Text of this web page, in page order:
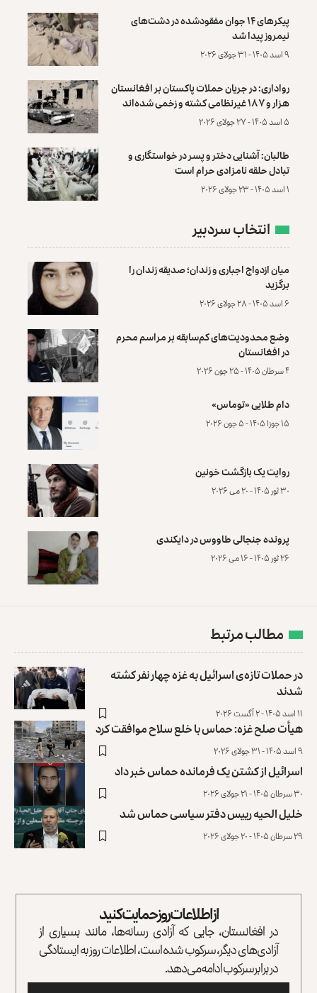
پیکرهای ۱۴ جوان مفقودشده در دشت‌های
نیمروز پیدا شد
۹ اسد ۱۴۰۵ - ۳۱ جولای ۲۰۲۶
رواداری: در جریان حملات پاکستان بر افغانستان
هزار و ۱۸۷ غیرنظامی کشته و زخمی شده‌اند
۵ اسد ۱۴۰۵ - ۲۷ جولای ۲۰۲۶
طالبان: آشنایی دختر و پسر در خواستگاری و
تبادل حلقه نامزادی حرام است
۱ اسد ۱۴۰۵ - ۲۳ جولای ۲۰۲۶
انتخاب سردبیر
میان ازدواج اجباری و زندان؛ صدیقه زندان را
برگزید
۶ اسد ۱۴۰۵ - ۲۸ جولای ۲۰۲۶
وضع محدودیت‌های کم‌سابقه بر مراسم محرم
در افغانستان
۴ سرطان ۱۴۰۵ - ۲۵ جون ۲۰۲۶
دام طلایی «توماس»
۱۵ جوزا ۱۴۰۵ - ۵ جون ۲۰۲۶
روایت یک بازگشت خونین
۳۰ ثور ۱۴۰۵ - ۲۰ می ۲۰۲۶
پرونده‌ جنجالی طاووس در دایکندی
۲۶ ثور ۱۴۰۵ - ۱۶ می ۲۰۲۶
مطالب مرتبط
در حملات تاز‌ه‌ی اسرائیل به غزه چهار نفر کشته
شدند
۱۱ اسد ۱۴۰۵ - ۲ آگست ۲۰۲۶
هیأت صلح غزه: حماس با خلع سلاح موافقت کرد
۹ اسد ۱۴۰۵ - ۳۱ جولای ۲۰۲۶
اسرائيل از کشتن یک فرمانده حماس خبر داد
۳۰ سرطان ۱۴۰۵ - ۲۱ جولای ۲۰۲۶
خلیل الحیه رییس دفتر سیاسی حماس شد
۲۹ سرطان ۱۴۰۵ - ۲۰ جولای ۲۰۲۶
از اطلاعات روز حمایت کنید
در افغانستان، جایی که آزادی رسانه‌ها، مانند بسیاری از
آزادی‌های دیگر، سرکوب شده است، اطلاعات روز به ایستادگی
در برابر سرکوب ادامه می‌دهد.